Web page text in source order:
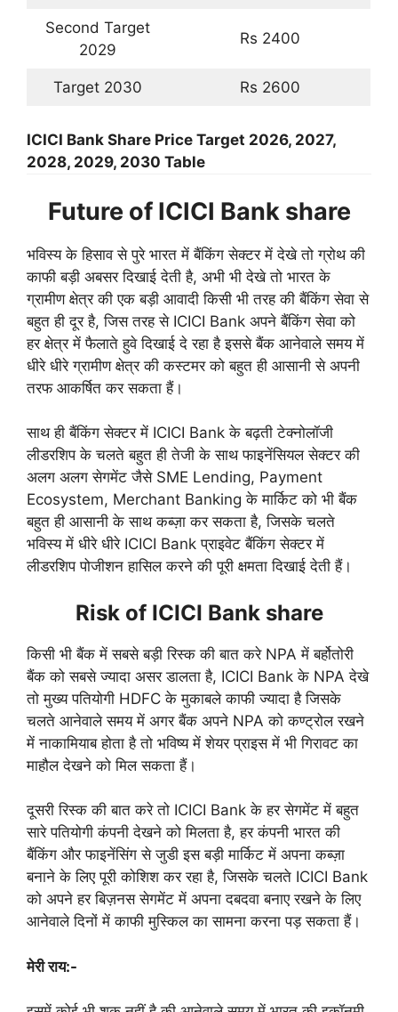
Second Target
2029
Rs 2400
Target 2030 Rs 2600
ICICI Bank Share Price Target 2026, 2027,
2028, 2029, 2030 Table
Future of ICICI Bank share
भविस्य के हिसाव से पुरे भारत में बैंकिंग सेक्टर में देखे तो ग्रोथ की
काफी बड़ी अबसर दिखाई देती है, अभी भी देखे तो भारत के
ग्रामीण क्षेत्र की एक बड़ी आवादी किसी भी तरह की बैंकिंग सेवा से
बहुत ही दूर है, जिस तरह से ICICI Bank अपने बैंकिंग सेवा को
हर क्षेत्र में फैलाते हुवे दिखाई दे रहा है इससे बैंक आनेवाले समय में
धीरे धीरे ग्रामीण क्षेत्र की कस्टमर को बहुत ही आसानी से अपनी
तरफ आकर्षित कर सकता हैं।
साथ ही बैंकिंग सेक्टर में ICICI Bank के बढ़ती टेक्नोलॉजी
लीडरशिप के चलते बहुत ही तेजी के साथ फाइनेंसियल सेक्टर की
अलग अलग सेगमेंट जैसे SME Lending, Payment
Ecosystem, Merchant Banking के मार्किट को भी बैंक
बहुत ही आसानी के साथ कब्ज़ा कर सकता है, जिसके चलते
भविस्य में धीरे धीरे ICICI Bank प्राइवेट बैंकिंग सेक्टर में
लीडरशिप पोजीशन हासिल करने की पूरी क्षमता दिखाई देती हैं।
Risk of ICICI Bank share
किसी भी बैंक में सबसे बड़ी रिस्क की बात करे NPA में बर्होतोरी
बैंक को सबसे ज्यादा असर डालता है, ICICI Bank के NPA देखे
तो मुख्य पतियोगी HDFC के मुकाबले काफी ज्यादा है जिसके
चलते आनेवाले समय में अगर बैंक अपने NPA को कण्ट्रोल रखने
में नाकामियाब होता है तो भविष्य में शेयर प्राइस में भी गिरावट का
माहौल देखने को मिल सकता हैं।
दूसरी रिस्क की बात करे तो ICICI Bank के हर सेगमेंट में बहुत
सारे पतियोगी कंपनी देखने को मिलता है, हर कंपनी भारत की
बैंकिंग और फाइनेंसिंग से जुडी इस बड़ी मार्किट में अपना कब्ज़ा
बनाने के लिए पूरी कोशिश कर रहा है, जिसके चलते ICICI Bank
को अपने हर बिज़नस सेगमेंट में अपना दबदवा बनाए रखने के लिए
आनेवाले दिनों में काफी मुस्किल का सामना करना पड़ सकता हैं।
मेरी राय:-